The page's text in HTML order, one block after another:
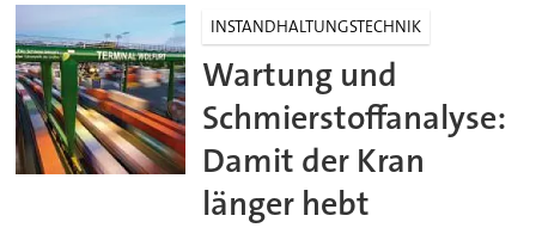
INSTANDHALTUNGSTECHNIK
Wartung und
Schmierstoffanalyse:
Damit der Kran
länger hebt